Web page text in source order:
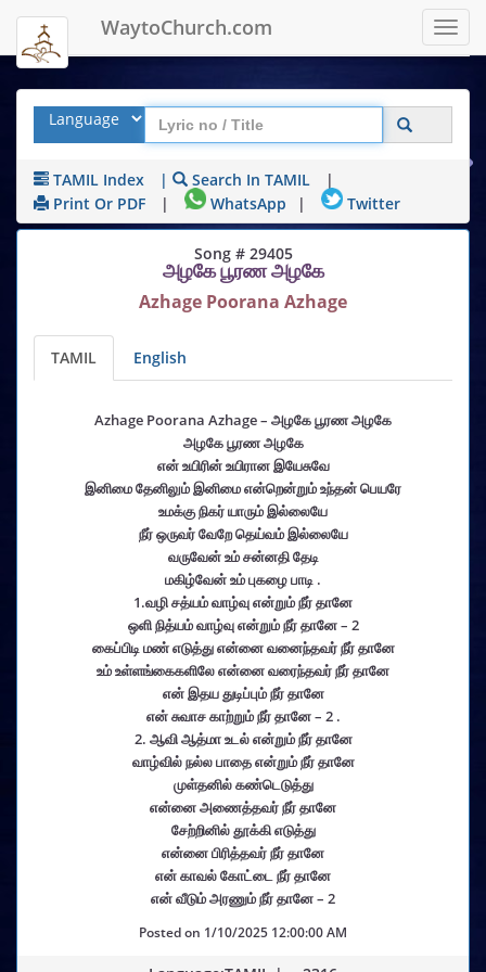
WaytoChurch.com
TAMIL Index | Search In TAMIL
|
Print Or PDF
| WhatsApp | Twitter
Song # 29405
அழகே பூரண அழகே
Azhage Poorana Azhage
TAMIL English
Azhage Poorana Azhage – அழகே பூரண அழகே
அழகே பூரண அழகே
என் உயிரின் உயிரான இயேசுவே
இனிமை தேனிலும் இனிமை என்றென்றும் உந்தன் பெயரே
உமக்கு நிகர் யாரும் இல்லையே
நீர் ஒருவர் வேறே தெய்வம் இல்லையே
வருவேன் உம் சன்னதி தேடி
மகிழ்வேன் உம் புகழை பாடி .
1.வழி சத்யம் வாழ்வு என்றும் நீர் தானே
ஒளி நித்யம் வாழ்வு என்றும் நீர் தானே – 2
கைப்பிடி மண் எடுத்து என்னை வனைந்தவர் நீர் தானே
உம் உள்ளங்கைகளிலே என்னை வரைந்தவர் நீர் தானே
என் இதய துடிப்பும் நீர் தானே
என் சுவாச காற்றும் நீர் தானே – 2 .
2. ஆவி ஆத்மா உடல் என்றும் நீர் தானே
வாழ்வில் நல்ல பாதை என்றும் நீர் தானே
முள்தனில் கண்டெடுத்து
என்னை அணைத்தவர் நீர் தானே
சேற்றினில் தூக்கி எடுத்து
என்னை பிரித்தவர் நீர் தானே
என் காவல் கோட்டை நீர் தானே
என் வீடும் அரணும் நீர் தானே – 2
Posted on 1/10/2025 12:00:00 AM